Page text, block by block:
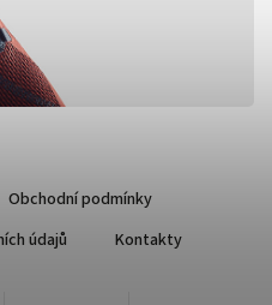
Obchodní podmínky
údajů
Kontakty